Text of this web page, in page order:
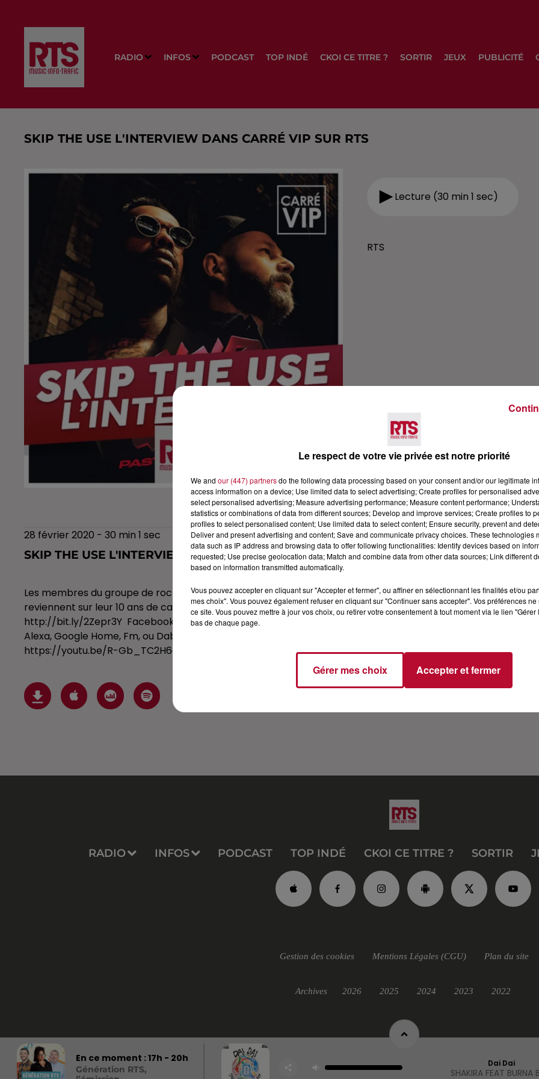
RADIO INFOS PODCAST TOP INDÉ CKOI CE TITRE ? SORTIR JEUX PUBLICITÉ
SKIP THE USE L'INTERVIEW DANS CARRÉ VIP SUR RTS
Lecture (30 min 1 sec)
RTS
28 février 2020 - 30 min 1 sec
SKIP THE USE L'INTERVIEW DANS CARRÉ VIP SUR RTS
Les membres du groupe de rock Skip The Use étaient les invités d'RTS dans Carré Vip à l'occasion de la
reviennent sur leur 10 ans de carrière et la scène rock d'aujourd'hui. Si vous aimez ce podcast Likez,
http://bit.ly/2Zepr3Y Facebook : http://bit.ly/2ZljaDs Insta : http://bit.ly/38b0N92 Twitter : http://bit.ly/
Alexa, Google Home, Fm, ou Dab+ rendez-vous sur : http://bit.ly/2OUVy5V Retrouvez également Carré Vip
https://youtu.be/R-Gb_TC2H6g
RADIO INFOS PODCAST TOP INDÉ CKOI CE TITRE ? SORTIR
En ce moment :17h - 20h
Génération RTS,
Dai Dai
SHAKIRA FEAT BURNA
Gestion des cookies Mentions Légales (CGU) Plan du site
Archives 2026 2025 2024 2023 2022
Le respect de votre vie privée est notre priorité
We and our (447) partnersdo the following data processing based on your consent and/or our legitimate
access information on a device; Use limited data to select advertising; Create profiles for personalised
select personalised advertising; Measure advertising performance; Measure content performance;
statistics or combinations of data from different sources; Develop and improve services; Create profiles to
profiles to select personalised content; Use limited data to select content; Ensure security, prevent and
Deliver and present advertising and content; Save and communicate privacy choices. These technologies
data such as IP address and browsing data to offer following functionalities: Identify devices based on
requested; Use precise geolocation data; Match and combine data from other data sources; Link different
based on information transmitted automatically.
Vous pouvez accepter en cliquant sur "Accepter et fermer", ou affiner en sélectionnant les finalités et/ou
mes choix". Vous pouvez également refuser en cliquant sur "Continuer sans accepter". Vos préférences
ce site. Vous pouvez mettre à jour vos choix, ou retirer votre consentement à tout moment via le lien
bas de chaque page.
Gérer mes choix Accepter et fermer